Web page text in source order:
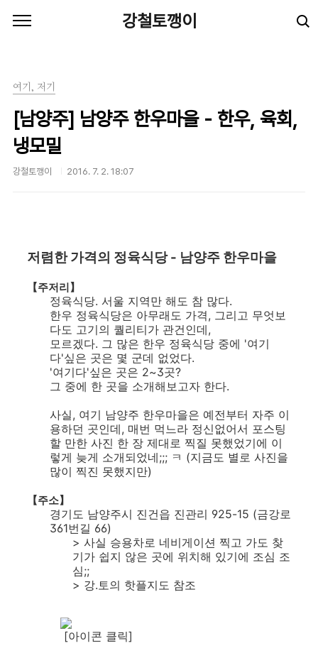
강철토깽이
여기, 저기
[남양주] 남양주 한우마을 - 한우, 육회,
냉모밀
강철토깽이 2016. 7. 2. 18:07
저렴한 가격의 정육식당 - 남양주 한우마을
【주저리】
정육식당. 서울 지역만 해도 참 많다.
한우 정육식당은 아무래도 가격, 그리고 무엇보
다도 고기의 퀄리티가 관건인데,
모르겠다. 그 많은 한우 정육식당 중에 '여기
다'싶은 곳은 몇 군데 없었다.
'여기다'싶은 곳은 2~3곳?
그 중에 한 곳을 소개해보고자 한다.
사실, 여기 남양주 한우마을은 예전부터 자주 이
용하던 곳인데, 매번 먹느라 정신없어서 포스팅
할 만한 사진 한 장 제대로 찍질 못했었기에 이
렇게 늦게 소개되었네;;; ㅋ (지금도 별로 사진을
많이 찍진 못했지만)
【주소】
경기도 남양주시 진건읍 진관리 925-15 (금강로
361번길 66)
> 사실 승용차로 네비게이션 찍고 가도 찾
기가 쉽지 않은 곳에 위치해 있기에 조심 조
심;;
> 강.토의 핫플지도 참조
[아이콘 클릭]